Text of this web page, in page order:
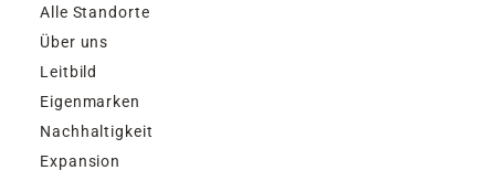
Alle Standorte
Über uns
Leitbild
Eigenmarken
Nachhaltigkeit
Expansion